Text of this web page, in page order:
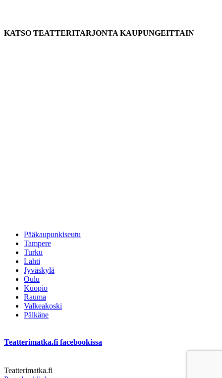
KATSO TEATTERITARJONTA KAUPUNGEITTAIN
Pääkaupunkiseutu
Tampere
Turku
Lahti
Jyväskylä
Oulu
Kuopio
Rauma
Valkeakoski
Pälkäne
Teatterimatka.fi facebookissa
Teatterimatka.fi